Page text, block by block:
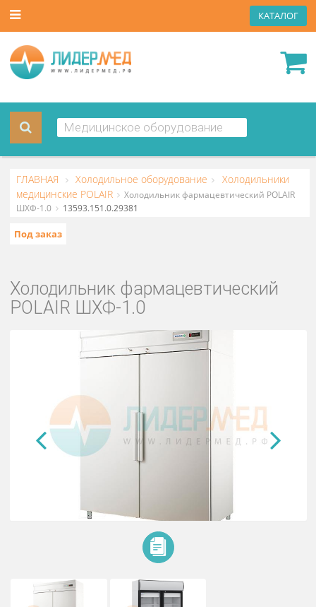
ГЛАВНАЯ Холодильное оборудование
медицинские POLAIR
ШХФ-1.0
Холодильник фармацевтический
POLAIR ШХФ-1.0